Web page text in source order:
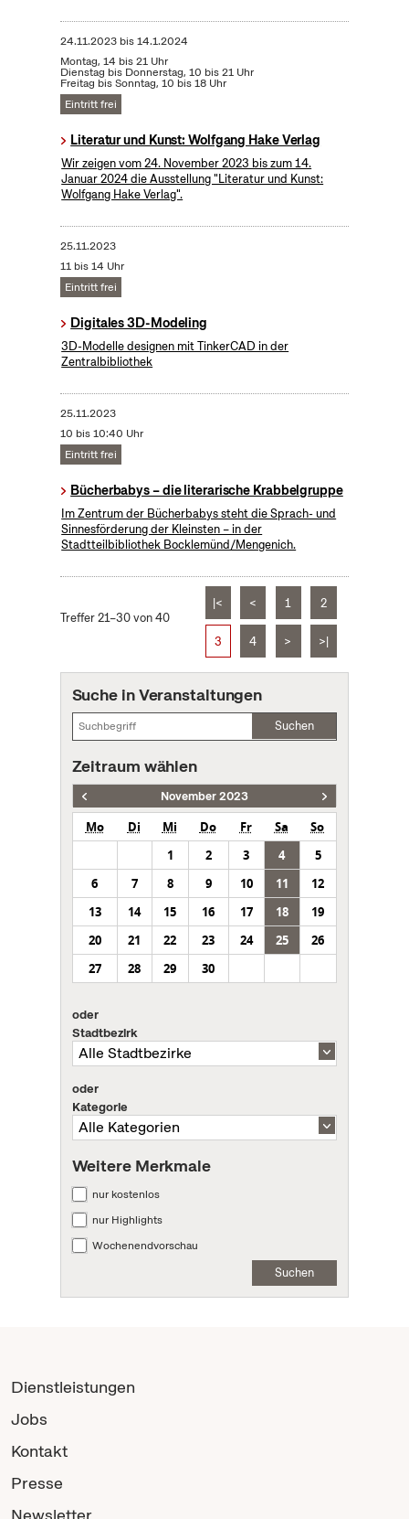
24.11.2023bis14.1.2024
Montag, 14 bis 21 Uhr
Dienstag bis Donnerstag, 10 bis 21 Uhr
Freitag bis Sonntag, 10 bis 18 Uhr
Eintritt frei
Literatur und Kunst: Wolfgang Hake Verlag
Wir zeigen vom 24. November 2023 bis zum 14.
Januar 2024 die Ausstellung "Literatur und Kunst:
Wolfgang Hake Verlag".
25.11.2023
11 bis 14 Uhr
Eintritt frei
Digitales 3D-Modeling
3D-Modelle designen mit TinkerCAD in der
Zentralbibliothek
25.11.2023
10 bis 10:40 Uhr
Eintritt frei
Bücherbabys – die literarische Krabbelgruppe
Im Zentrum der Bücherbabys steht die Sprach- und
Sinnesförderung der Kleinsten – in der
Stadtteilbibliothek Bocklemünd/Mengenich.
Treffer 21–30 von 40
|< < 1 2
3 4 > >|
Suche in Veranstaltungen
Suchen
Zeitraum wählen
November 2023
Mo Di Mi Do Fr Sa
So
1
2 3 4
5
6
7 8 9 10 11
12
13
14 15 16 17 18
19
20
21 22 23 24 25
26
27
28 29 30
oder
Stadtbezirk
oder
Kategorie
Weitere Merkmale
nur kostenlos
nur Highlights
Wochenendvorschau
Suchen
Dienstleistungen
Jobs
Kontakt
Presse